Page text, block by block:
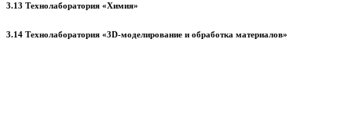
3.13 Технолаборатория «Химия»
3.14 Технолаборатория «3D-моделирование и обработка материалов»